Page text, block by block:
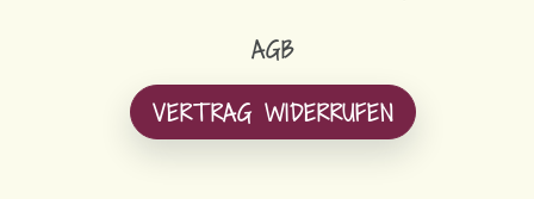
AGB
VERTRAG WIDERRUFEN